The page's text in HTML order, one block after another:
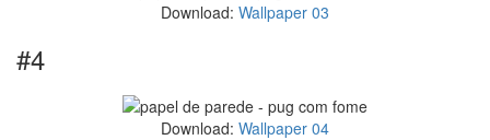
Download: Wallpaper 03
#4
Download: Wallpaper 04